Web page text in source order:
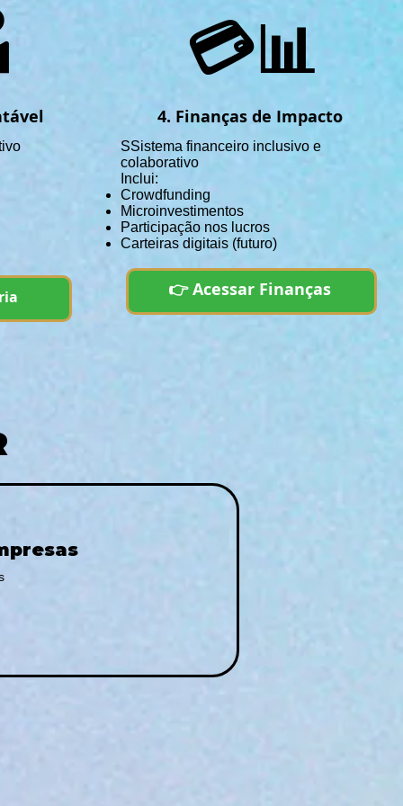
💳📊
4. Finanças de Impacto
SSistema financeiro inclusivo e
colaborativo
Inclui:
Crowdfunding
Microinvestimentos
Participação nos lucros
Carteiras digitais (futuro)
👉 Acessar Finanças